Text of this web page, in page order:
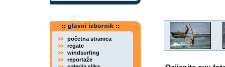
početna stranica
regate
windsurfing
reportaže